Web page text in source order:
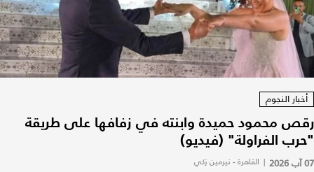
أخبار النجوم
رقص محمود حميدة وابنته في زفافها على طريقة
"حرب الفراولة" (فيديو)
07 آب 2026 | القاهرة - نيرمين زكي